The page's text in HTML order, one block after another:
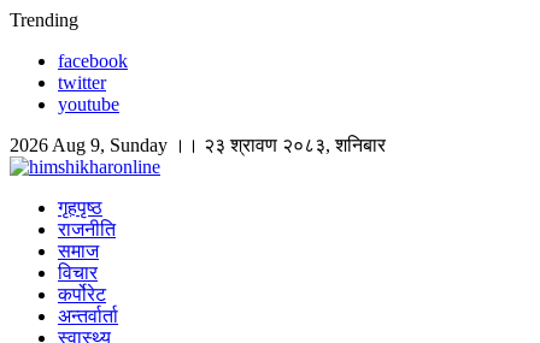
Skip
content
Trending
facebook
twitter
youtube
2026 Aug 9, Sunday ।। २३ श्रावण २०८३, शनिबार
Himshikhar Online
गृहपृष्ठ
राजनीति
समाज
विचार
कर्पोरेट
अन्तर्वार्ता
स्वास्थ्य